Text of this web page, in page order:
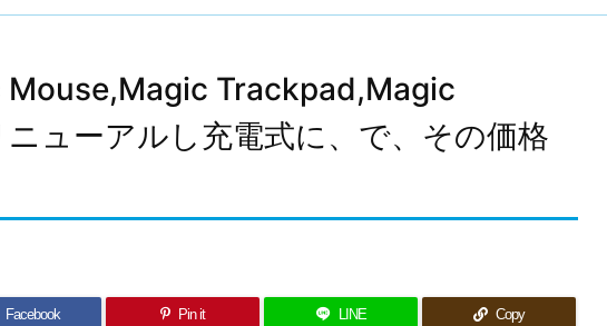
Trackpad,Magic
ューアルし充電式に、で、その価格
Facebook Pin it LINE Copy